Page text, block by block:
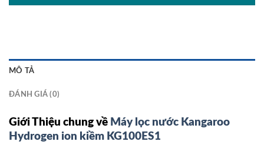
MÔ TẢ
ĐÁNH GIÁ (0)
Giới Thiệu chung về Máy lọc nước Kangaroo
Hydrogen ion kiềm KG100ES1